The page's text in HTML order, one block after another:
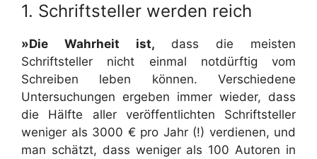
1. Schriftsteller werden reich
»Die Wahrheit ist, dass die meisten
Schriftsteller nicht einmal notdürftig vom
Schreiben leben können. Verschiedene
Untersuchungen ergeben immer wieder, dass
die Hälfte aller veröffentlichten Schriftsteller
weniger als 3000 € pro Jahr (!) verdienen, und
man schätzt, dass weniger als 100 Autoren in